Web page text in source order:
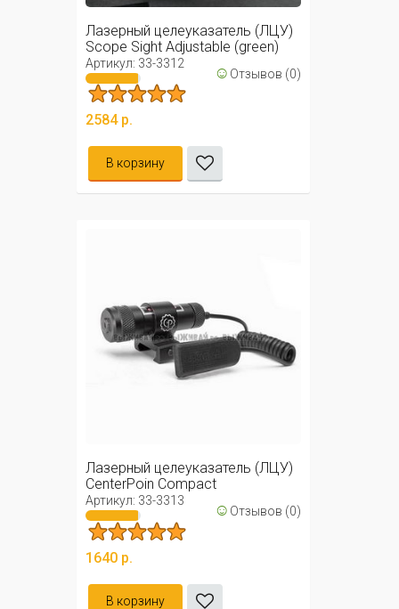
Лазерный целеуказатель (ЛЦУ)
Scope Sight Adjustable (green)
Артикул: 33-3312 ☺ Отзывов (0)
2584 р.
В корзину
Лазерный целеуказатель (ЛЦУ)
CenterPoin Compact
Артикул: 33-3313 ☺ Отзывов (0)
1640 р.
В корзину